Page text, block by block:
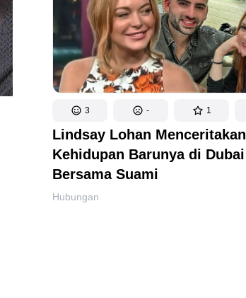
3 - 1
Lindsay Lohan Menceritakan
Kehidupan Barunya di Dubai
Bersama Suami
Hubungan